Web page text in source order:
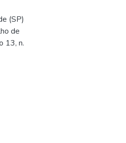
(SP)
de
13, n.